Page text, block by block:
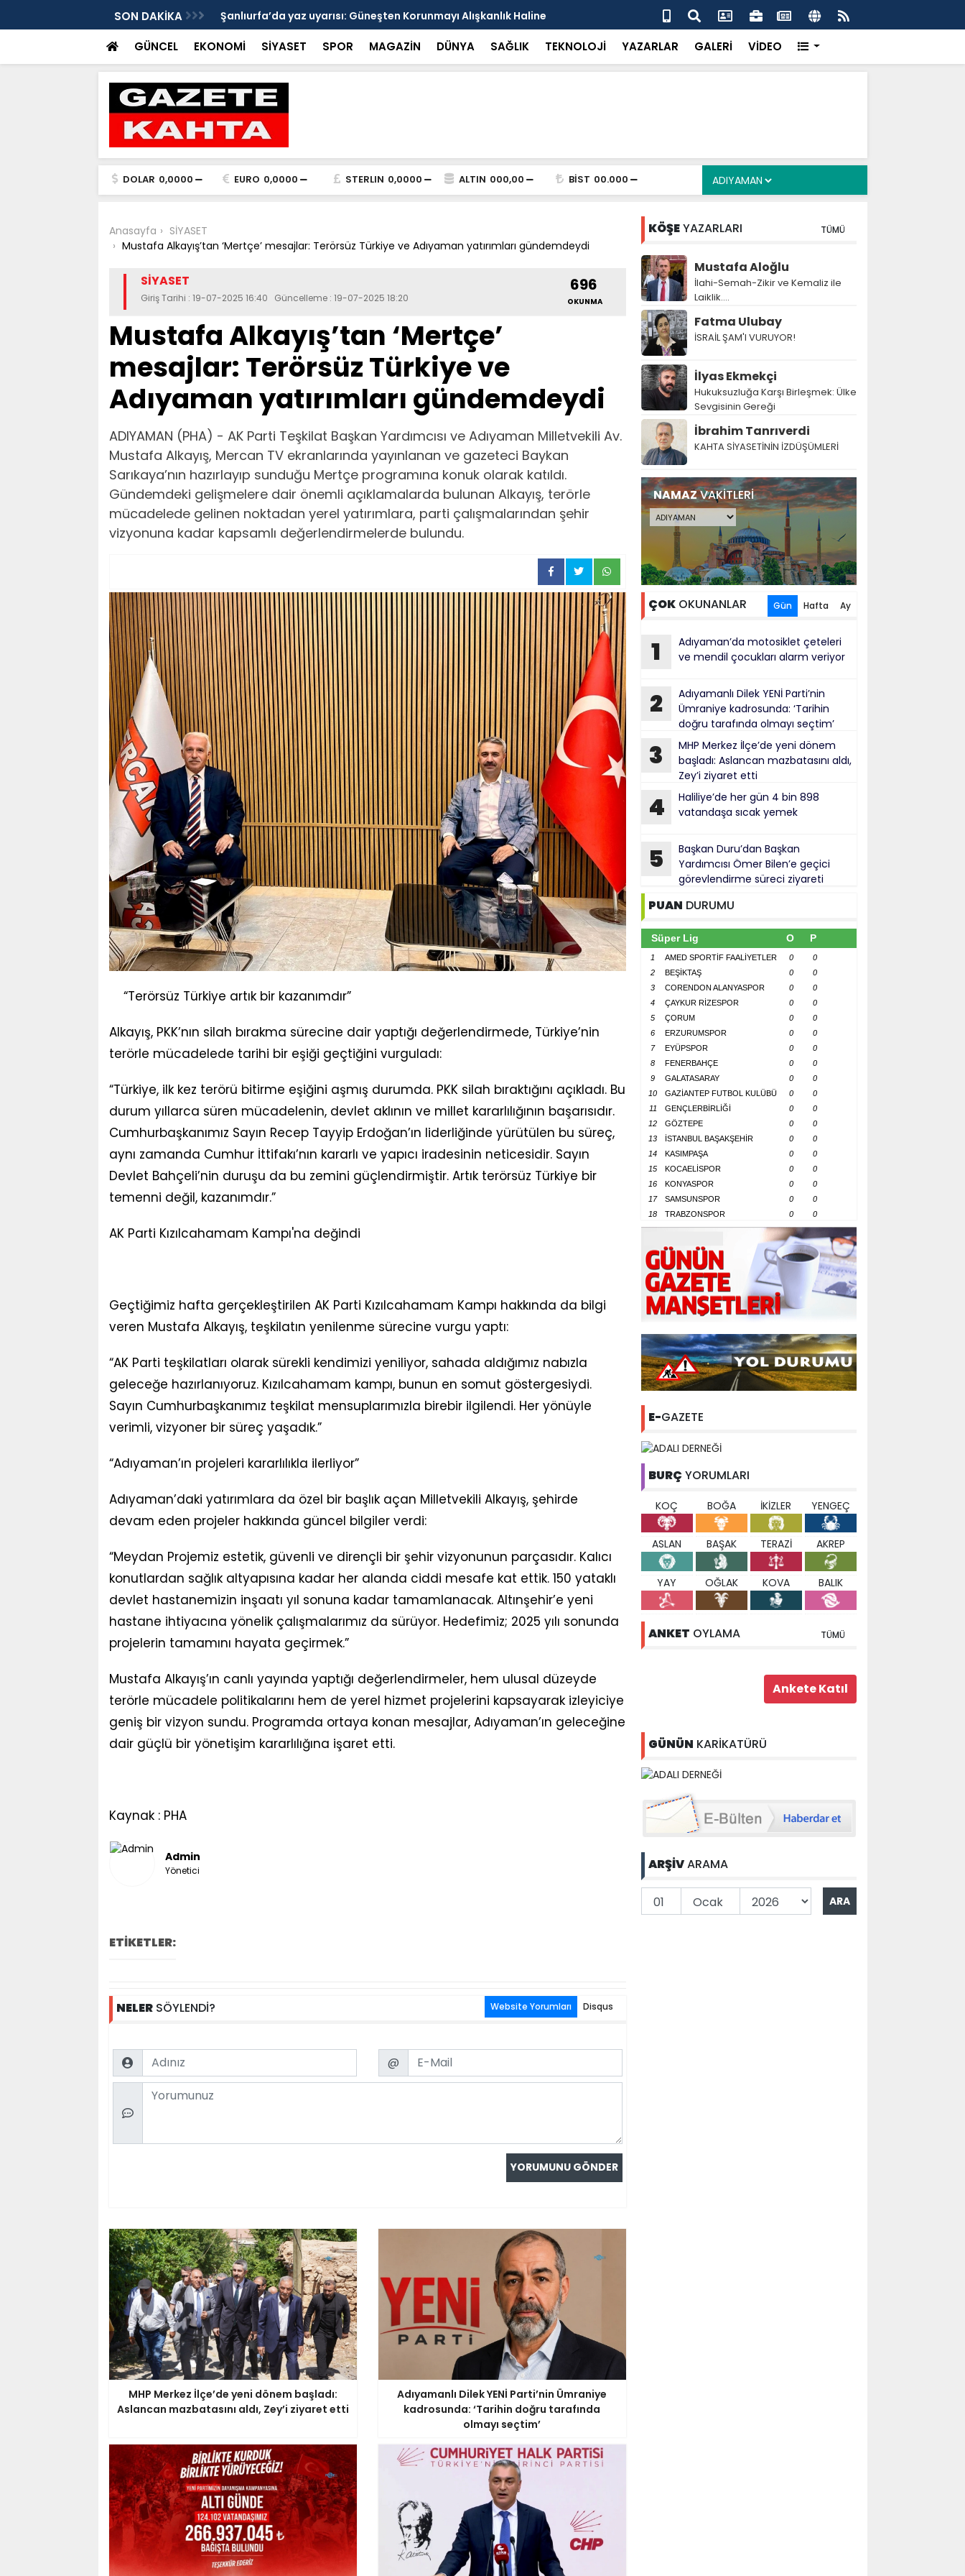
SON DAKİKA
Kahta İmtiyaz Sahibi Mustafa
Şanlıurfa’da yaz uyarısı: Güneşten Korunmayı Alışkanlık Haline
Getirin
Haliliye’de her gün 4 bin 898 vatandaşa sıcak yemek
GÜNCEL EKONOMİ SİYASET SPOR MAGAZİN DÜNYA SAĞLIK TEKNOLOJİ YAZARLAR GALERİ VİDEO
DOLAR 0,0000 EURO 0,0000 STERLIN 0,0000 ALTIN 000,00 BİST 00.000
Anasayfa
SİYASET
Mustafa Alkayış’tan ‘Mertçe’ mesajlar: Terörsüz Türkiye ve Adıyaman yatırımları gündemdeydi
SİYASET
Giriş Tarihi : 19-07-2025 16:40 Güncelleme : 19-07-2025 18:20
696
OKUNMA
Mustafa Alkayış’tan ‘Mertçe’
mesajlar: Terörsüz Türkiye ve
Adıyaman yatırımları gündemdeydi
ADIYAMAN (PHA) - AK Parti Teşkilat Başkan Yardımcısı ve Adıyaman Milletvekili Av.
Mustafa Alkayış, Mercan TV ekranlarında yayınlanan ve gazeteci Baykan
Sarıkaya’nın hazırlayıp sunduğu Mertçe programına konuk olarak katıldı.
Gündemdeki gelişmelere dair önemli açıklamalarda bulunan Alkayış, terörle
mücadelede gelinen noktadan yerel yatırımlara, parti çalışmalarından şehir
vizyonuna kadar kapsamlı değerlendirmelerde bulundu.
“Terörsüz Türkiye artık bir kazanımdır”
Alkayış, PKK’nın silah bırakma sürecine dair yaptığı değerlendirmede, Türkiye’nin
terörle mücadelede tarihi bir eşiği geçtiğini vurguladı:
“Türkiye, ilk kez terörü bitirme eşiğini aşmış durumda. PKK silah bıraktığını açıkladı. Bu
durum yıllarca süren mücadelenin, devlet aklının ve millet kararlılığının başarısıdır.
Cumhurbaşkanımız Sayın Recep Tayyip Erdoğan’ın liderliğinde yürütülen bu süreç,
aynı zamanda Cumhur İttifakı’nın kararlı ve yapıcı iradesinin neticesidir. Sayın
Devlet Bahçeli’nin duruşu da bu zemini güçlendirmiştir. Artık terörsüz Türkiye bir
temenni değil, kazanımdır.”
AK Parti Kızılcahamam Kampı'na değindi
Geçtiğimiz hafta gerçekleştirilen AK Parti Kızılcahamam Kampı hakkında da bilgi
veren Mustafa Alkayış, teşkilatın yenilenme sürecine vurgu yaptı:
“AK Parti teşkilatları olarak sürekli kendimizi yeniliyor, sahada aldığımız nabızla
geleceğe hazırlanıyoruz. Kızılcahamam kampı, bunun en somut göstergesiydi.
Sayın Cumhurbaşkanımız teşkilat mensuplarımızla birebir ilgilendi. Her yönüyle
verimli, vizyoner bir süreç yaşadık.”
“Adıyaman’ın projeleri kararlılıkla ilerliyor”
Adıyaman’daki yatırımlara da özel bir başlık açan Milletvekili Alkayış, şehirde
devam eden projeler hakkında güncel bilgiler verdi:
“Meydan Projemiz estetik, güvenli ve dirençli bir şehir vizyonunun parçasıdır. Kalıcı
konutlardan sağlık altyapısına kadar her alanda ciddi mesafe kat ettik. 150 yataklı
devlet hastanemizin inşaatı yıl sonuna kadar tamamlanacak. Altınşehir’e yeni
hastane ihtiyacına yönelik çalışmalarımız da sürüyor. Hedefimiz; 2025 yılı sonunda
projelerin tamamını hayata geçirmek.”
Mustafa Alkayış’ın canlı yayında yaptığı değerlendirmeler, hem ulusal düzeyde
terörle mücadele politikalarını hem de yerel hizmet projelerini kapsayarak izleyiciye
geniş bir vizyon sundu. Programda ortaya konan mesajlar, Adıyaman’ın geleceğine
dair güçlü bir yönetişim kararlılığına işaret etti.
Kaynak : PHA
Admin
Yönetici
ETİKETLER:
NELERSÖYLENDİ? Website Yorumları Disqus
Name Email
@
Comment
MHP Merkez İlçe’de yeni dönem başladı:
Aslancan mazbatasını aldı, Zey’i ziyaret etti
Adıyamanlı Dilek YENİ Parti’nin Ümraniye
kadrosunda: ‘Tarihin doğru tarafında
olmayı seçtim’
KÖŞEYAZARLARI TÜMÜ
Mustafa Aloğlu
İlahi-Semah-Zikir ve Kemaliz ile
Laiklik….
Fatma Ulubay
İSRAİL ŞAM'I VURUYOR!
İlyas Ekmekçi
Hukuksuzluğa Karşı Birleşmek: Ülke
Sevgisinin Gereği
İbrahim Tanrıverdi
KAHTA SİYASETİNİN İZDÜŞÜMLERİ
NAMAZVAKİTLERİ
ÇOKOKUNANLAR Gün Hafta Ay
1
Adıyaman’da motosiklet çeteleri
ve mendil çocukları alarm veriyor
2
Adıyamanlı Dilek YENİ Parti’nin
Ümraniye kadrosunda: ‘Tarihin
doğru tarafında olmayı seçtim’
3
MHP Merkez İlçe’de yeni dönem
başladı: Aslancan mazbatasını aldı,
Zey’i ziyaret etti
4
Haliliye’de her gün 4 bin 898
vatandaşa sıcak yemek
5
Başkan Duru’dan Başkan
Yardımcısı Ömer Bilen’e geçici
görevlendirme süreci ziyareti
PUAN DURUMU
Süper Lig O P
1 AMED SPORTİF FAALİYETLER 0
0
2
BEŞİKTAŞ 0
0
3
CORENDON ALANYASPOR 0
0
4
ÇAYKUR RİZESPOR 0
0
5
ÇORUM 0
0
6
ERZURUMSPOR 0
0
7
EYÜPSPOR 0
0
8
FENERBAHÇE 0
0
9
GALATASARAY 0
0
10
GAZİANTEP FUTBOL KULÜBÜ 0
0
11
GENÇLERBİRLİĞİ 0
0
12
GÖZTEPE 0
0
13
İSTANBUL BAŞAKŞEHİR 0
0
14
KASIMPAŞA 0
0
15
KOCAELİSPOR 0
0
16
KONYASPOR 0
0
17
SAMSUNSPOR 0
0
18
TRABZONSPOR 0 0
E-GAZETE
BURÇ YORUMLARI
KOÇ BOĞA İKİZLER YENGEÇ
ASLAN BAŞAK TERAZİ AKREP
YAY OĞLAK KOVA BALIK
ANKET OYLAMA TÜMÜ
GÜNÜN KARİKATÜRÜ
ARŞİVARAMA